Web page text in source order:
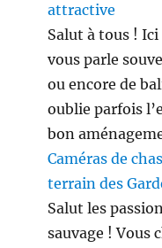
attractive
Salut à tous ! Ici
vous parle
ou encore de
oublie parfois
bon
Caméras de
terrain des
Salut les
sauvage ! Vous